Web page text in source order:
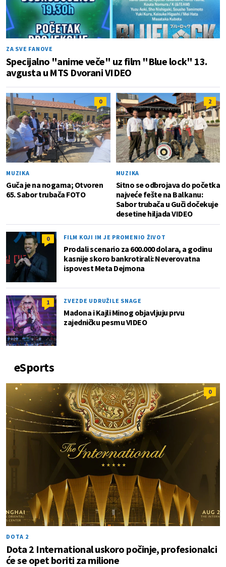
ZA SVE FANOVE
Specijalno "anime veče" uz film "Blue lock" 13.
avgusta u MTS Dvorani VIDEO
0
MUZIKA
Guča je na nogama; Otvoren
65. Sabor trubača FOTO
2
MUZIKA
Sitno se odbrojava do početka
najveće fešte na Balkanu:
Sabor trubača u Guči dočekuje
desetine hiljada VIDEO
0 FILM KOJI IM JE PROMENIO ŽIVOT
Prodali scenario za 600.000 dolara, a godinu
kasnije skoro bankrotirali: Neverovatna
ispovest Meta Dejmona
1 ZVEZDE UDRUŽILE SNAGE
Madona i Kajli Minog objavljuju prvu
zajedničku pesmu VIDEO
eSports
0
DOTA 2
Dota 2 International uskoro počinje, profesionalci
će se opet boriti za milione